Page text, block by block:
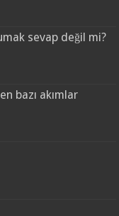
sevap değil mi?
bazı akımlar